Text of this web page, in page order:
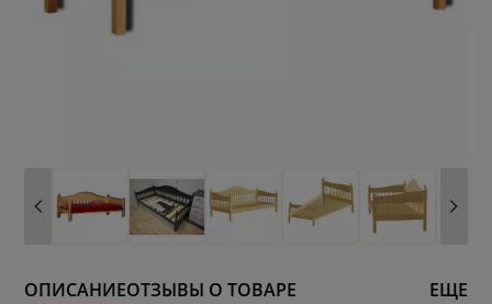
ОПИСАНИЕОТЗЫВЫ О ТОВАРЕ ЕЩЕ